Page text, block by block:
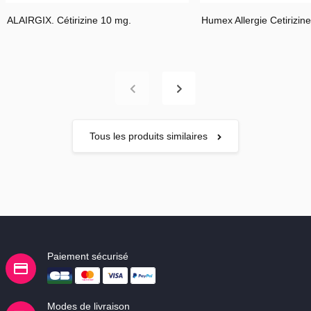
BECLOMETASONE 50 microgrammes/dose, suspension pour
pulvérisation nasale en flacon ?
6. INFORMATIONS SUPPLEMENTAIRES
ALAIRGIX. Cétirizine 10 mg. Humex Allergie Cetirizine
Tous les produits similaires
Paiement sécurisé
Modes de livraison